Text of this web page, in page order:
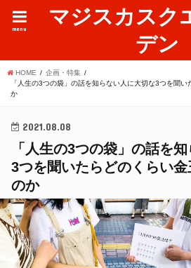
マジスカスク
デン
menu
HOME
企画・特集
「人生の3つの袋」の話を知らない人に大切な3つを聞
か
2021.08.08
「人生の3つの袋」の話を
3つを聞いたらどのくらい
のか